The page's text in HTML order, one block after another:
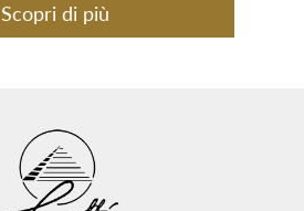
Scopri di più